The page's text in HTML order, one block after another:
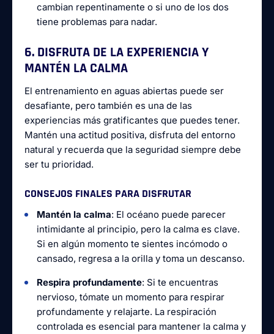
cambian repentinamente o si uno de los dos
tiene problemas para nadar.
6. DISFRUTA DE LA EXPERIENCIA Y
MANTÉN LA CALMA
El entrenamiento en aguas abiertas puede ser
desafiante, pero también es una de las
experiencias más gratificantes que puedes tener.
Mantén una actitud positiva, disfruta del entorno
natural y recuerda que la seguridad siempre debe
ser tu prioridad.
CONSEJOS FINALES PARA DISFRUTAR
Mantén la calma: El océano puede parecer
intimidante al principio, pero la calma es clave.
Si en algún momento te sientes incómodo o
cansado, regresa a la orilla y toma un descanso.
Respira profundamente: Si te encuentras
nervioso, tómate un momento para respirar
profundamente y relajarte. La respiración
controlada es esencial para mantener la calma y